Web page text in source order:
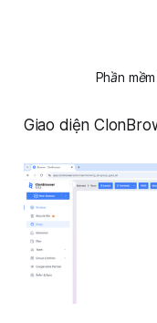
Phần
Giao diện